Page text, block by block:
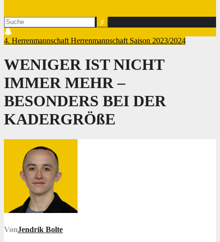
4. Herrenmannschaft Herrenmannschaft Saison 2023/2024
WENIGER IST NICHT
IMMER MEHR –
BESONDERS BEI DER
KADERGRÖßE
VonJendrik Bolte